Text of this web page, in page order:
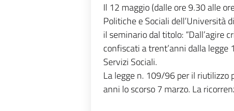
Il 12 maggio (dalle ore 9.30 alle
Politiche e Sociali dell’Università
il seminario dal titolo: “Dall’agire
confiscati a trent’anni dalla legge
Servizi Sociali.
La legge n. 109/96 per il riutilizzo
anni lo scorso 7 marzo. La